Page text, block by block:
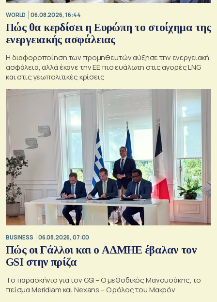
WORLD 06.08.2026, 16:44
Πώς θα κερδίσει η Ευρώπη το στοίχημα της
ενεργειακής ασφάλειας
Η διαφοροποίηση των προμηθευτών αύξησε την ενεργειακή
ασφάλεια, αλλά έκανε την ΕΕ πιο ευάλωτη στις αγορές LNG
και στις γεωπολιτικές κρίσεις
BUSINESS 06.08.2026, 07:00
Πώς οι Γάλλοι και ο ΑΔΜΗΕ έβαλαν τον
GSI στην πρίζα
Το παρασκήνιο για τον GSI – Ο μεθοδικός Μανουσάκης, το
πείσμα Meridiam και Nexans – Ο ρόλος του Μακρόν